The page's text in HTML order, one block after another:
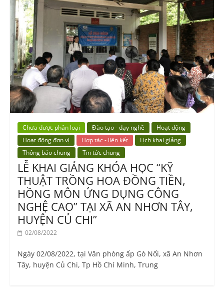
Chưa được phân loại Đào tạo - dạy nghề
Hoạt động
Hoạt động đơn vị
Hợp tác - liên kết
Lịch khai giảng
Thông báo chung
Tin tức chung
LỄ KHAI GIẢNG KHÓA HỌC “KỸ
THUẬT TRỒNG HOA ĐỒNG TIỀN,
HỒNG MÔN ỨNG DỤNG CÔNG
NGHỆ CAO” TẠI XÃ AN NHƠN TÂY,
HUYỆN CỦ CHI”
02/08/2022
Ngày 02/08/2022, tại Văn phòng ấp Gò Nổi, xã An Nhơn
Tây, huyện Củ Chi, Tp Hồ Chí Minh, Trung